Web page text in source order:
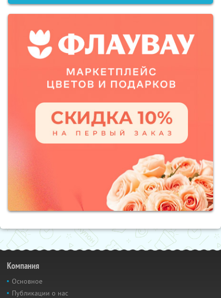
Компания
Основное
Публикации о нас